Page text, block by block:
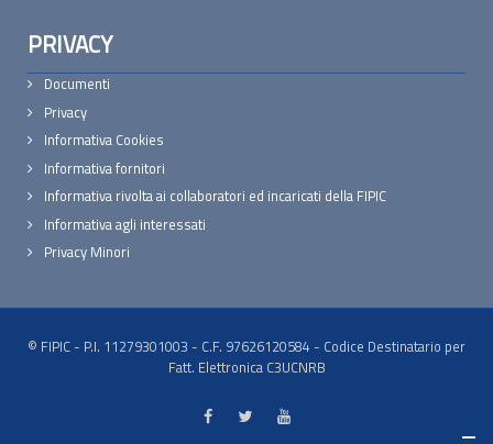
PRIVACY
Documenti
Privacy
Informativa Cookies
Informativa fornitori
Informativa rivolta ai collaboratori ed incaricati della FIPIC
Informativa agli interessati
Privacy Minori
© FIPIC - P.I. 11279301003 - C.F. 97626120584 - Codice Destinatario per
Fatt. Elettronica C3UCNRB